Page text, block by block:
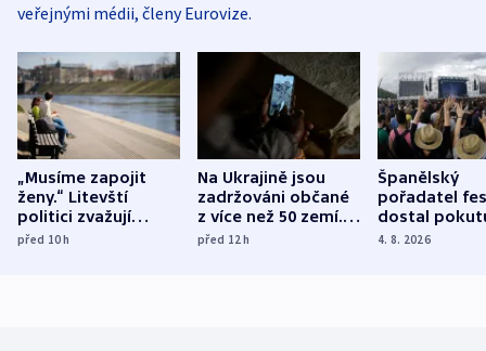
veřejnými médii, členy Eurovize.
„Musíme zapojit
ženy.“ Litevští
politici zvažují
dohodu o
před 10h
Na Ukrajině jsou
zadržováni občané
z více než 50 zemí.
Bojovali na straně
před 12h
Španělský
pořadatel
dostal
nekalé
4. 8. 2026